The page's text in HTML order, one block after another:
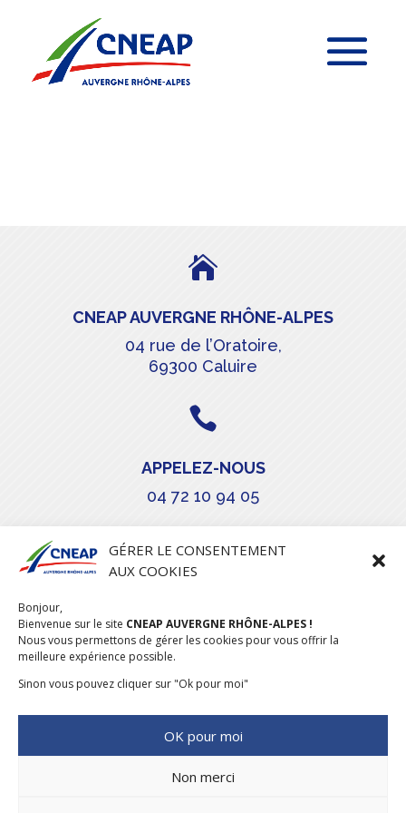
GÉRER LE CONSENTEMENT
AUX COOKIES
Bonjour,
Bienvenue sur le site CNEAP AUVERGNE RHÔNE-ALPES !
Nous vous permettons de gérer les cookies pour vous offrir la
meilleure expérience possible.
Sinon vous pouvez cliquer sur "Ok pour moi"
OK pour moi
Non merci

CNEAP AUVERGNE RHÔNE-ALPES
04 rue de l’Oratoire,
69300 Caluire

APPELEZ-NOUS
04 72 10 94 05

stephanie.maillot@cneap.fr